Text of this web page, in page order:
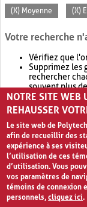
(X) Moyenne (X)
Votre recherche
Vérifiez que
Supprimez les
rechercher
souvent plus
Envisagez
retournera
NOTRE SITE WEB
REHAUSSER
Le site web de
afin de recueillir des
expérience à ses
l’utilisation de ces
d’utilisation. Vous
vos paramètres de
témoins de connexion
personnels,cliquez ici.